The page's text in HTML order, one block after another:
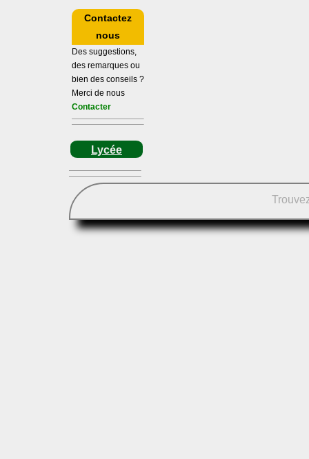
Contactez
nous
Des suggestions,
des remarques ou
bien des conseils ?
Merci de nous
Contacter
Lycée